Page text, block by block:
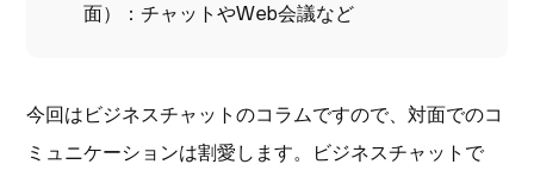
面）：チャットやWeb会議など
今回はビジネスチャットのコラムですので、対面でのコ
ミュニケーションは割愛します。ビジネスチャットで